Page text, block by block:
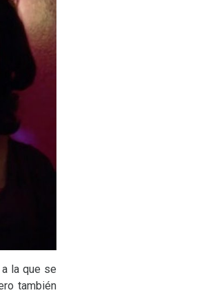
la que se
también